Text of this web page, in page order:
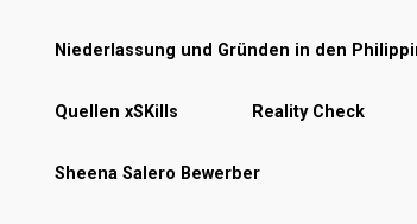
Niederlassung und Gründen in den
Quellen xSKills Reality Check
Sheena Salero Bewerber